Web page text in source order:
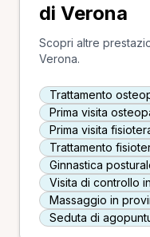
di Verona
Scopri altre
Verona.
Trattamento
Prima visita
Prima visita
Trattamento
Ginnastica
Visita di controllo
Massaggio in
Seduta di